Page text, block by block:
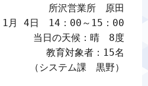
所沢営業所　原田
月 4日　14：00～15：00
当日の天候：晴　8度
教育対象者：15名
（システム課　黒野）